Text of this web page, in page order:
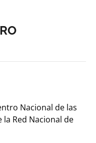
Nacional de las
la Red Nacional de